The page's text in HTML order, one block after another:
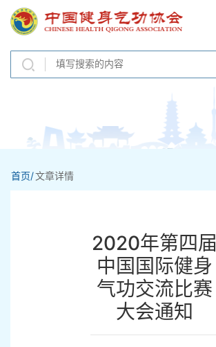
首页/文章详情
2020年第四届
中国国际健身
气功交流比赛
大会通知